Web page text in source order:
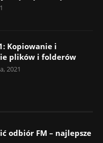
Kopiowanie i
plików i folderów
2021
odbiór FM – najlepsze